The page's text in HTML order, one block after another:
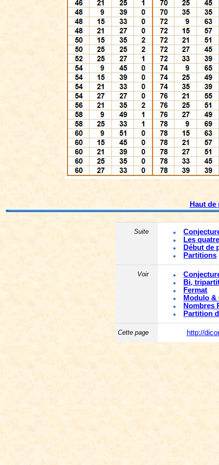
Haut de
Suite
Les
Début de
Partitions
Voir
Bi,
Fermat
Modulo &
Nombres
Partition
Cette page http://